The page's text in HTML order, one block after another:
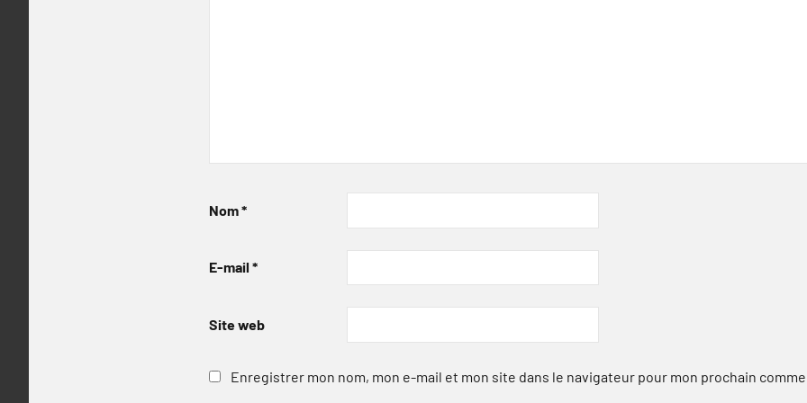
Nom*
E-mail *
Site web
Enregistrer mon nom, mon e-mail et mon site dans le navigateur pour mon prochain